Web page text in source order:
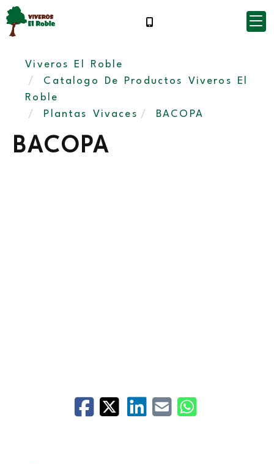
Viveros El Roble
Catalogo De Productos Viveros El
Roble
Plantas Vivaces
BACOPA
BACOPA